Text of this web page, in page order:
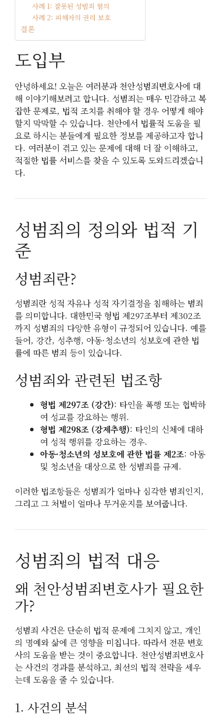
사례 1: 잘못된 성범죄 혐의
사례 2: 피해자의 권리 보호
결론
도입부
안녕하세요! 오늘은 여러분과 천안성범죄변호사에 대
해 이야기해보려고 합니다. 성범죄는 매우 민감하고 복
잡한 문제로, 법적 조치를 취해야 할 경우 어떻게 해야
할지 막막할 수 있습니다. 천안에서 법률적 도움을 필
요로 하시는 분들에게 필요한 정보를 제공하고자 합니
다. 여러분이 겪고 있는 문제에 대해 더 잘 이해하고,
적절한 법률 서비스를 찾을 수 있도록 도와드리겠습니
다.
성범죄의 정의와 법적 기
준
성범죄란?
성범죄란 성적 자유나 성적 자기결정을 침해하는 범죄
를 의미합니다. 대한민국 형법 제297조부터 제302조
까지 성범죄의 다양한 유형이 규정되어 있습니다. 예를
들어, 강간, 성추행, 아동·청소년의 성보호에 관한 법
률에 따른 범죄 등이 있습니다.
성범죄와 관련된 법조항
형법 제297조 (강간): 타인을 폭행 또는 협박하
여 성교를 강요하는 행위.
형법 제298조 (강제추행): 타인의 신체에 대하
여 성적 행위를 강요하는 경우.
아동·청소년의 성보호에 관한 법률 제2조: 아동
및 청소년을 대상으로 한 성범죄를 규제.
이러한 법조항들은 성범죄가 얼마나 심각한 범죄인지,
그리고 그 처벌이 얼마나 무거운지를 보여줍니다.
성범죄의 법적 대응
왜 천안성범죄변호사가 필요한
가?
성범죄 사건은 단순히 법적 문제에 그치지 않고, 개인
의 명예와 삶에 큰 영향을 미칩니다. 따라서 전문 변호
사의 도움을 받는 것이 중요합니다. 천안성범죄변호사
는 사건의 경과를 분석하고, 최선의 법적 전략을 세우
는데 도움을 줄 수 있습니다.
1. 사건의 분석